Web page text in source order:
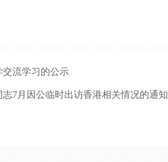
交流学习的公示
7月因公临时出访香港相关情况的通知